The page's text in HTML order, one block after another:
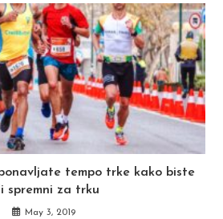
tempo trke kako biste
spremni za trku
May 3, 2019